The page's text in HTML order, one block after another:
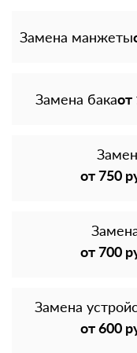
Замена манжеты
Замена бакаот
от 750
от 700
Замена
от 600